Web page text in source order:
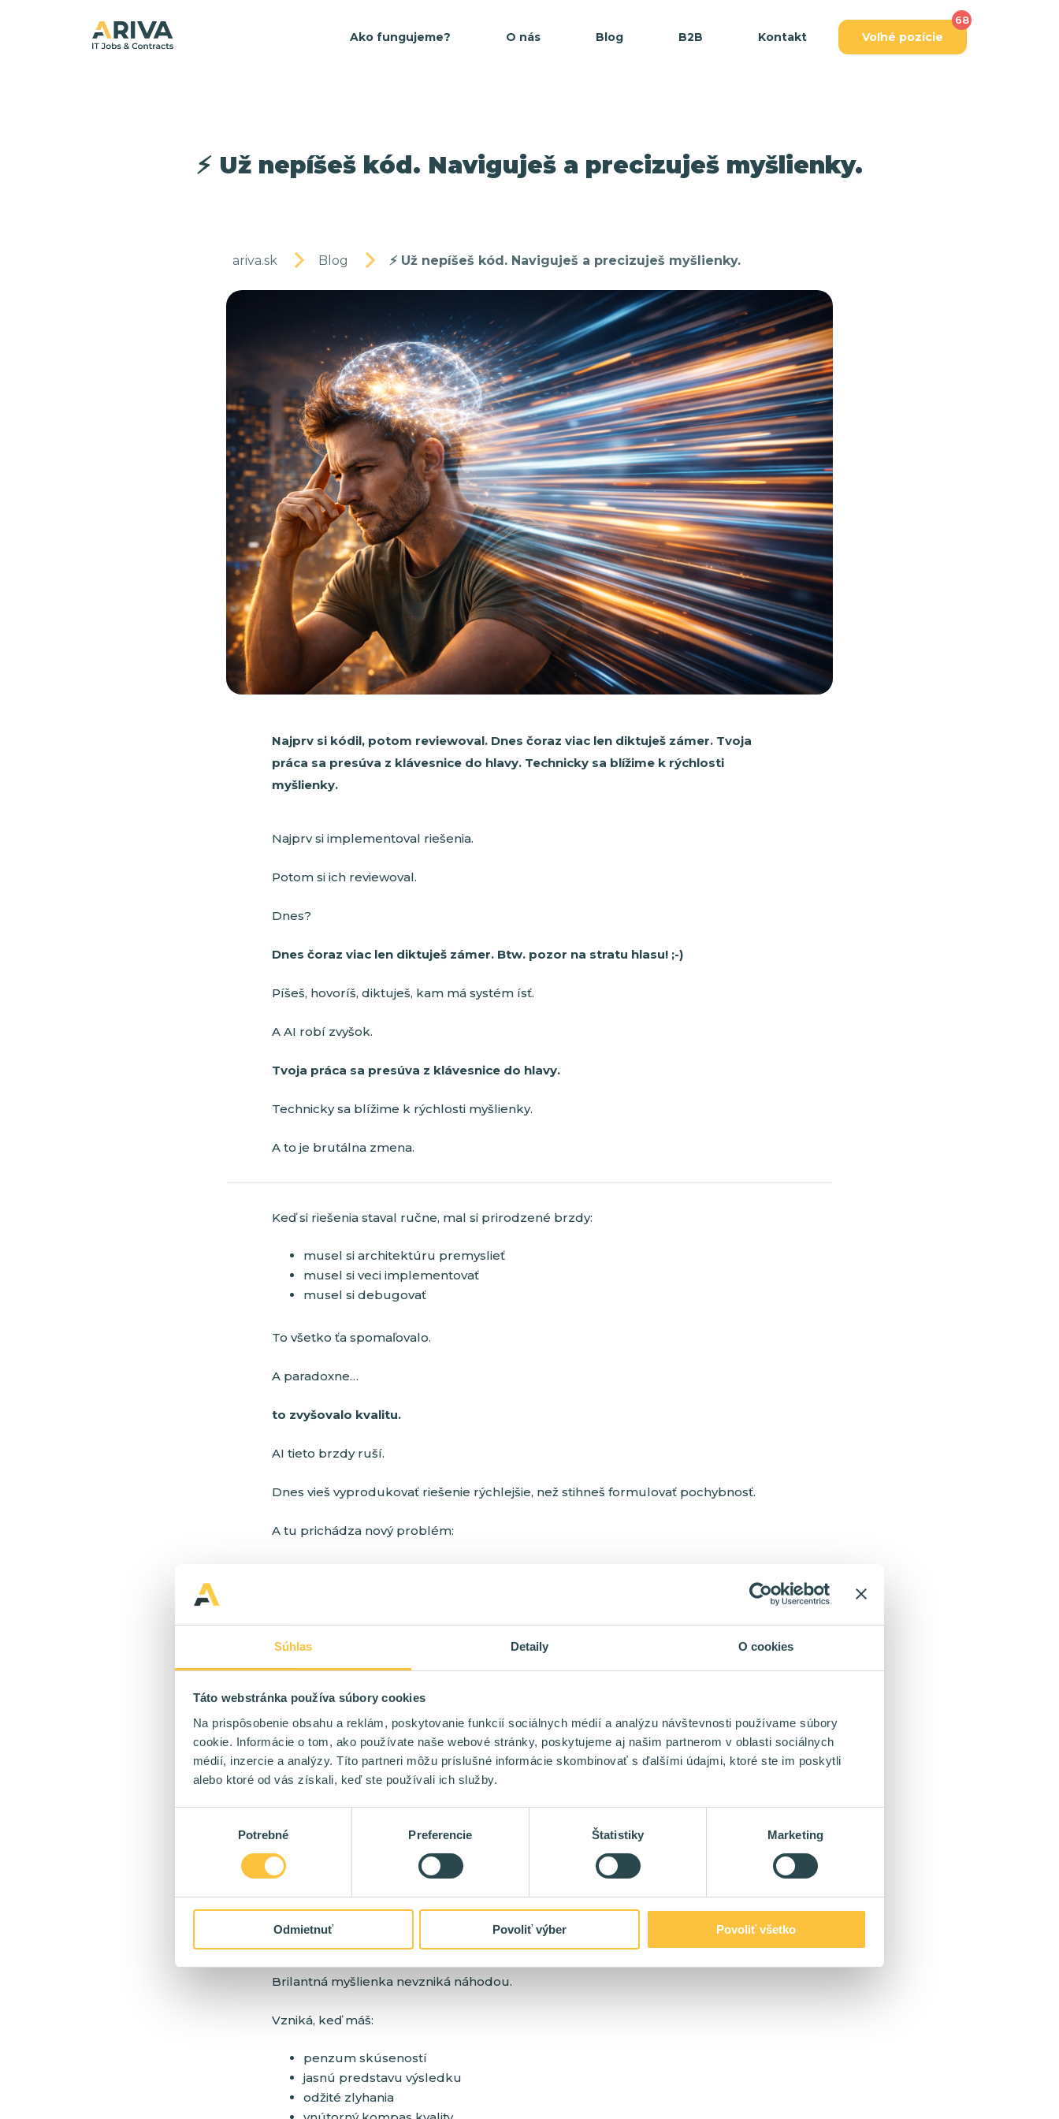
Súhlas Detaily O cookies
Táto webstránka používa súbory cookies
Na prispôsobenie obsahu a reklám, poskytovanie funkcií sociálnych médií a analýzu návštevnosti používame súbory
cookie. Informácie o tom, ako používate naše webové stránky, poskytujeme aj našim partnerom v oblasti sociálnych
médií, inzercie a analýzy. Títo partneri môžu príslušné informácie skombinovať s ďalšími údajmi, ktoré ste im poskytli
alebo ktoré od vás získali, keď ste používali ich služby.
Potrebné Preferencie Štatistiky Marketing
Odmietnuť Povoliť výber Povoliť všetko
Ako fungujeme? O nás Blog B2B Kontakt Voľné pozície
68
⚡ Už nepíšeš kód. Naviguješ a precizuješ myšlienky.
ariva.sk Blog ⚡ Už nepíšeš kód. Naviguješ a precizuješ myšlienky.
Najprv si kódil, potom reviewoval. Dnes čoraz viac len diktuješ zámer. Tvoja
práca sa presúva z klávesnice do hlavy. Technicky sa blížime k rýchlosti
myšlienky.
Najprv si implementoval riešenia.
Potom si ich reviewoval.
Dnes?
Dnes čoraz viac len diktuješ zámer. Btw. pozor na stratu hlasu! ;-)
Píšeš, hovoríš, diktuješ, kam má systém ísť.
A AI robí zvyšok.
Tvoja práca sa presúva z klávesnice do hlavy.
Technicky sa blížime k rýchlosti myšlienky.
A to je brutálna zmena.
Keď si riešenia staval ručne, mal si prirodzené brzdy:
musel si architektúru premyslieť
musel si veci implementovať
musel si debugovať
To všetko ťa spomaľovalo.
A paradoxne…
to zvyšovalo kvalitu.
AI tieto brzdy ruší.
Dnes vieš vyprodukovať riešenie rýchlejšie, než stihneš formulovať pochybnosť.
A tu prichádza nový problém:
Vyhráva ten, kto vie myslieť.
Konkrétne:
vie rozlíšiť okej od krásneho
vie cítiť správnu architektúru
vie navigovať k riešeniu
To sa volá vkus, taste, smell.
Brilantná myšlienka nevzniká náhodou.
Vzniká, keď máš:
penzum skúseností
jasnú predstavu výsledku
odžité zlyhania